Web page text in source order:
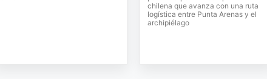
chilena que avanza con una ruta
logística entre Punta Arenas y el
archipiélago